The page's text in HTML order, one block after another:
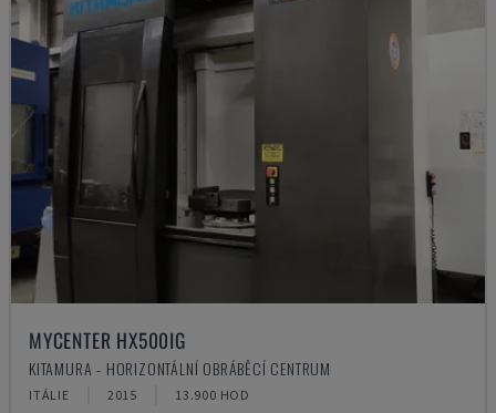
MYCENTER HX500IG
KITAMURA - HORIZONTÁLNÍ OBRÁBĚCÍ CENTRUM
ITÁLIE 2015 13.900 HOD